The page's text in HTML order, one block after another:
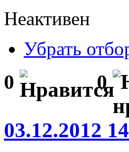
Неактивен
Убрать
0 0
03.12.2012